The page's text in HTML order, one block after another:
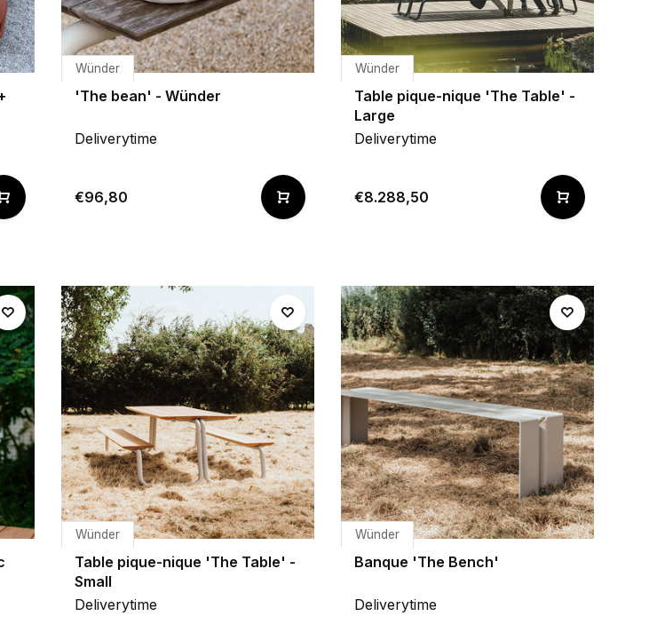
Wünder
'The bean' - Wünder
Deliverytime
€96,80
Wünder
Table pique-nique 'The Table' -
Large
Deliverytime
€8.288,50
Wünder
Table pique-nique 'The Table' -
Small
Deliverytime
Wünder
Banque 'The Bench'
Deliverytime